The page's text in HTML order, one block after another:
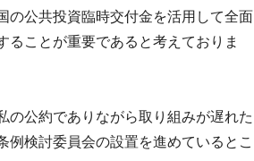
の公共投資臨時交付金を活用して全面
ことが重要であると考えておりま
の公約でありながら取り組みが遅れた
検討委員会の設置を進めているとこ